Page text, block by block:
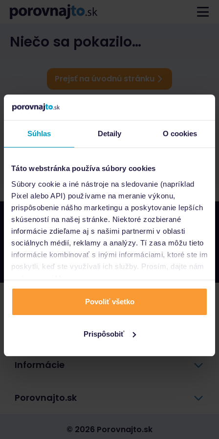
Súhlas Detaily O cookies
Táto webstránka používa súbory cookies
Súbory cookie a iné nástroje na sledovanie (napríklad
Pixel alebo API) používame na meranie výkonu,
prispôsobenie nášho marketingu a poskytovanie lepších
skúseností na našej stránke. Niektoré zozbierané
informácie zdieľame aj s našimi partnermi v oblasti
sociálnych médií, reklamy a analýzy. Tí zasa môžu tieto
informácie kombinovať s inými informáciami, ktoré ste im
poskytli, keď ste využívali ich služby. Prosím, dajte nám
na to svoj súhlas.
Povoliť všetko
Prispôsobiť
Niečo sa pokazilo…
Prejsť na úvodnú stránku
Napíšte nám
info@porovnajto.sk
Zavolajte nám
0800 400 300
Informácie
Porovnajto.sk
© 2026 Porovnajto.sk